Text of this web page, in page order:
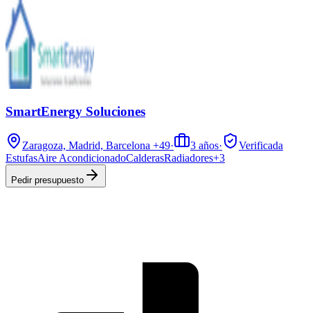
SmartEnergy Soluciones
Zaragoza, Madrid, Barcelona +49· 3 años·
Verificada
EstufasAire AcondicionadoCalderasRadiadores+3
Pedir presupuesto